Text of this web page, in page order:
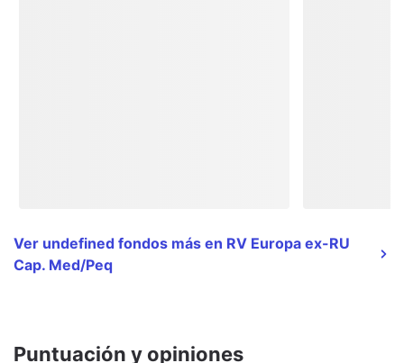
Ver undefined fondos más en RV Europa ex-RU
Cap. Med/Peq
Puntuación y opiniones